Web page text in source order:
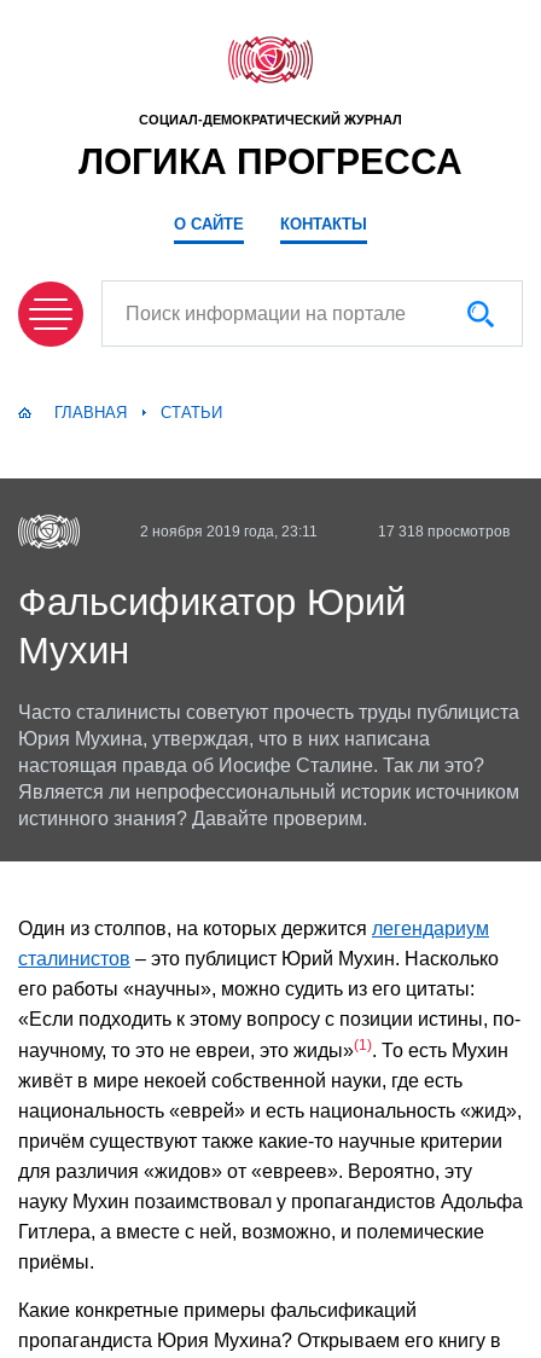
О САЙТЕ КОНТАКТЫ
СОЦИАЛ-ДЕМОКРАТИЧЕСКИЙ ЖУРНАЛ
ЛОГИКА ПРОГРЕССА
ГЛАВНАЯ СТАТЬИ
2 ноября 2019 года, 23:11 17 318 просмотров
Фальсификатор Юрий
Мухин
Часто сталинисты советуют прочесть труды публициста
Юрия Мухина, утверждая, что в них написана
настоящая правда об Иосифе Сталине. Так ли это?
Является ли непрофессиональный историк источником
истинного знания? Давайте проверим.
Один из столпов, на которых держится легендариум
сталинистов – это публицист Юрий Мухин. Насколько
его работы «научны», можно судить из его цитаты:
«Если подходить к этому вопросу с позиции истины, по-
научному, то это не евреи, это жиды» 1
. То есть Мухин
живёт в мире некоей собственной науки, где есть
национальность «еврей» и есть национальность «жид»,
причём существуют также какие-то научные критерии
для различия «жидов» от «евреев». Вероятно, эту
науку Мухин позаимствовал у пропагандистов Адольфа
Гитлера, а вместе с ней, возможно, и полемические
приёмы.
Какие конкретные примеры фальсификаций
пропагандиста Юрия Мухина? Открываем его книгу в